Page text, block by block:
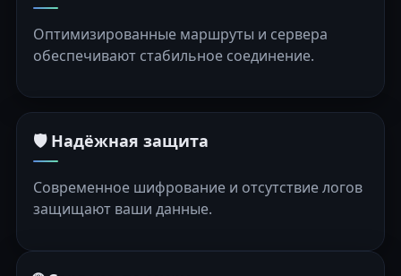
Оптимизированные маршруты и сервера
обеспечивают стабильное соединение.
🛡️ Надёжная защита
Современное шифрование и отсутствие логов
защищают ваши данные.